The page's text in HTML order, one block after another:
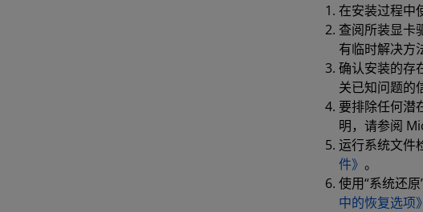
在安装过程中
查阅所装显卡
有临时解决方
确认安装的存
关已知问题的
要排除任何潜
明，请参阅
运行系统文件
件》 。
使用“系统还
中的恢复选项》